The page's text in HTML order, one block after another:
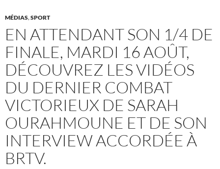
MÉDIAS,SPORT
EN ATTENDANT SON 1/4 DE
FINALE, MARDI 16 AOÛT,
DÉCOUVREZ LES VIDÉOS
DU DERNIER COMBAT
VICTORIEUX DE SARAH
OURAHMOUNE ET DE SON
INTERVIEW ACCORDÉE À
BRTV.